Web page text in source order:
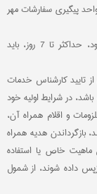
پیگیری سفارشات مهر
- اگر پس از دریافت کالا مشتری از خرید خود منصرف شود، حداکثر تا 7 روز‏، باید
تایید کارشناس خدمات
در شرایط اولیه خود
و اقلام همراه آن،
بازگرداندن هدیه همراه
ماهیت خاص یا استفاده
داده شوند، از شمول